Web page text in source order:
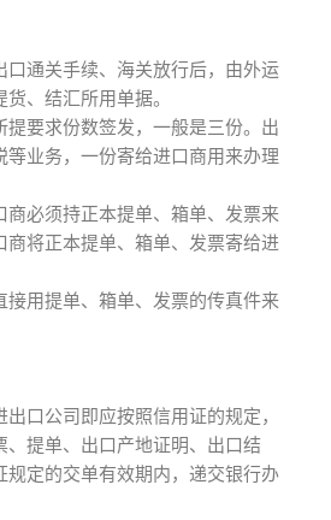
口通关手续、海关放行后，由外运
货、结汇所用单据。
提要求份数签发，一般是三份。出
等业务，一份寄给进口商用来办理
商必须持正本提单、箱单、发票来
商将正本提单、箱单、发票寄给进
接用提单、箱单、发票的传真件来
口公司即应按照信用证的规定，
、提单、出口产地证明、出口结
规定的交单有效期内，递交银行办